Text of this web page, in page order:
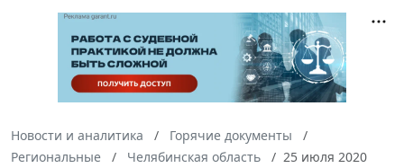
Новости и аналитика
Горячие документы
Региональные
Челябинская область 25 июля 2020